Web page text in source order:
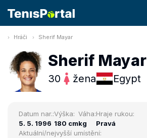
Hráči Sherif Mayar
Sherif Mayar
30 žena Egypt
Datum nar.:
5. 5. 1996
Výška:
180 cm
Váha:
kg
Hraje rukou:
Pravá
Aktuální/nejvyšší umístění: